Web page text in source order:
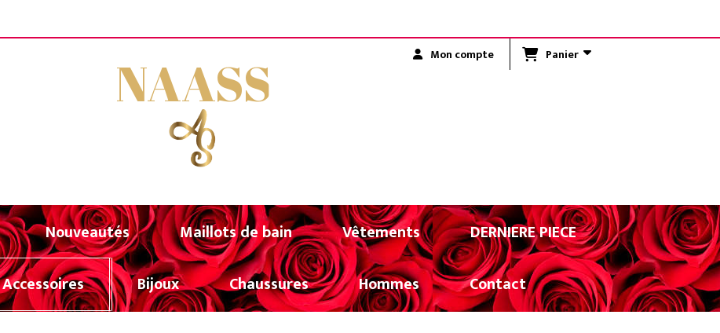
NAASS Mon compte Panier
Nouveautés Maillots de bain Vêtements
DERNIERE PIECE
Accessoires Bijoux Chaussures Hommes Contact